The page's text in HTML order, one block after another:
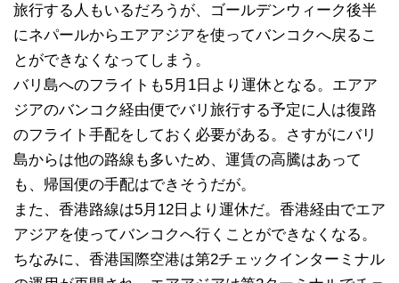
旅行する人もいるだろうが、ゴールデンウィーク後半
にネパールからエアアジアを使ってバンコクへ戻るこ
とができなくなってしまう。
バリ島へのフライトも5月1日より運休となる。エアア
ジアのバンコク経由便でバリ旅行する予定に人は復路
のフライト手配をしておく必要がある。さすがにバリ
島からは他の路線も多いため、運賃の高騰はあって
も、帰国便の手配はできそうだが。
また、香港路線は5月12日より運休だ。香港経由でエア
アジアを使ってバンコクへ行くことができなくなる。
ちなみに、香港国際空港は第2チェックインターミナル